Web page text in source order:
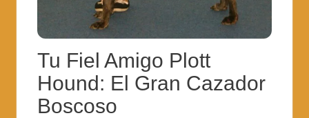
Tu Fiel Amigo Plott
Hound: El Gran Cazador
Boscoso